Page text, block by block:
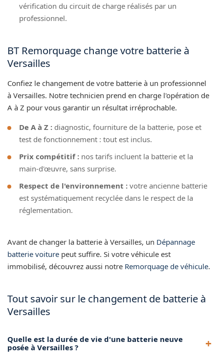
vérification du circuit de charge réalisés par un
professionnel.
BT Remorquage change votre batterie à
Versailles
Confiez le changement de votre batterie à un professionnel
à Versailles. Notre technicien prend en charge l'opération de
A à Z pour vous garantir un résultat irréprochable.
De A à Z : diagnostic, fourniture de la batterie, pose et
test de fonctionnement : tout est inclus.
Prix compétitif : nos tarifs incluent la batterie et la
main-d'œuvre, sans surprise.
Respect de l'environnement : votre ancienne batterie
est systématiquement recyclée dans le respect de la
réglementation.
Avant de changer la batterie à Versailles, un Dépannage
batterie voiture peut suffire. Si votre véhicule est
immobilisé, découvrez aussi notre Remorquage de véhicule.
Tout savoir sur le changement de batterie à
Versailles
Quelle est la durée de vie d'une batterie neuve
posée à Versailles ?